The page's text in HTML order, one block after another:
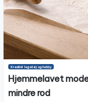
Kreativt legetøj og hobby
Hjemmelavet
mindre rod